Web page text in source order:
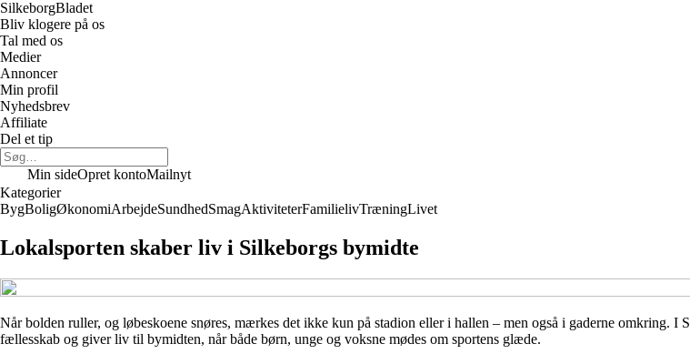
SilkeborgBladet
Bliv klogere på os
Tal med os
Medier
Annoncer
Min profil
Nyhedsbrev
Affiliate
Del et tip
Min sideOpret kontoMailnyt
Kategorier
BygBoligØkonomiArbejdeSundhedSmagAktiviteterFamilielivTræningLivet
Lokalsporten skaber liv i Silkeborgs bymidte
Når bolden ruller, og løbeskoene snøres, mærkes det ikke kun på stadion eller i hallen – men også i gaderne omkring.
fællesskab og giver liv til bymidten, når både børn, unge og voksne mødes om sportens glæde.